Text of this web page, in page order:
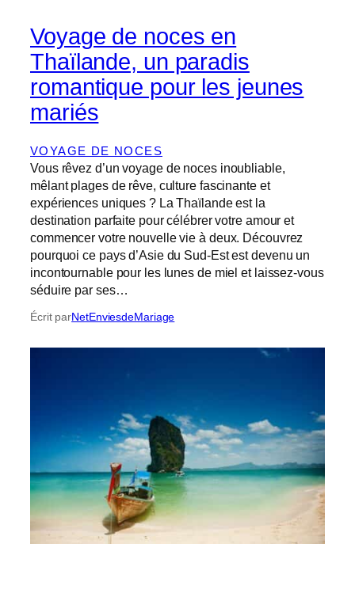
Voyage de noces en
Thaïlande, un paradis
romantique pour les jeunes
mariés
VOYAGE DE NOCES
Vous rêvez d’un voyage de noces inoubliable,
mêlant plages de rêve, culture fascinante et
expériences uniques ? La Thaïlande est la
destination parfaite pour célébrer votre amour et
commencer votre nouvelle vie à deux. Découvrez
pourquoi ce pays d’Asie du Sud-Est est devenu un
incontournable pour les lunes de miel et laissez-vous
séduire par ses…
Écrit parNetEnviesdeMariage